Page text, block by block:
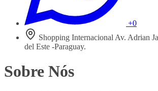
+0
Shopping Internacional Av. Adrian
del Este -Paraguay.
Sobre Nós